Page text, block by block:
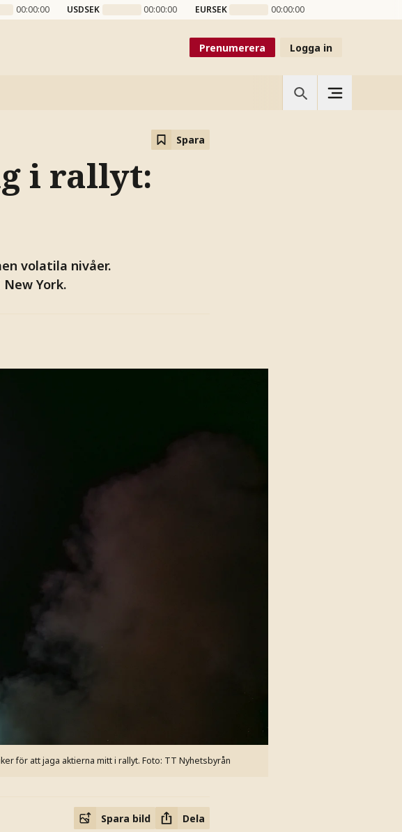
00:00:00 USDSEK 00:00:00 EURSEK 00:00:00
Prenumerera Logga in
Spara
i rallyt:
volatila nivåer.
York.
för att jaga aktierna mitt i rallyt. Foto: TT Nyhetsbyrån
Spara bild Dela